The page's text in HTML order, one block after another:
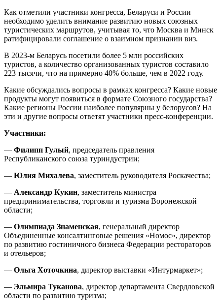
Как отметили участники конгресса, Беларуси и России
необходимо уделить внимание развитию новых союзных
туристических маршрутов, учитывая то, что Москва и Минск
ратифицировали соглашение о взаимном признании виз.
В 2023-м Беларусь посетили более 5 млн российских
туристов, а количество организованных туристов составило
223 тысячи, что на примерно 40% больше, чем в 2022 году.
Какие обсуждались вопросы в рамках конгресса? Какие новые
продукты могут появиться в формате Союзного государства?
Какие регионы России наиболее популярны у белорусов? На
эти и другие вопросы ответят участники пресс-конференции.
Участники:
— Филипп Гулый, председатель правления
Республиканского союза туриндустрии;
— Юлия Михалева, заместитель руководителя Роскачества;
— Александр Кукин, заместитель министра
предпринимательства, торговли и туризма Воронежской
области;
— Олимпиада Знаменская, генеральный директор
Объединенные консалтинговые решения «Номос», директор
по развитию гостиничного бизнеса Федерации рестораторов
и отельеров;
— Ольга Хоточкина, директор выставки «Интурмаркет»;
— Эльмира Туканова, директор департамента Свердловской
области по развитию туризма;